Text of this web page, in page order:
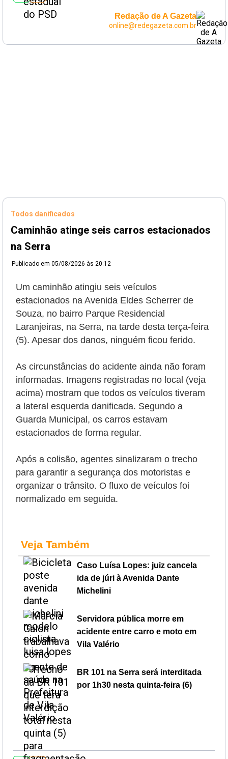
Redação de A Gazeta
online@redegazeta.com.br
Todos danificados
Caminhão atinge seis carros estacionados
na Serra
Publicado em 05/08/2026 às 20:12
Um caminhão atingiu seis veículos
estacionados na Avenida Eldes Scherrer de
Souza, no bairro Parque Residencial
Laranjeiras, na Serra, na tarde desta terça-feira
(5). Apesar dos danos, ninguém ficou ferido.
As circunstâncias do acidente ainda não foram
informadas. Imagens registradas no local (veja
acima) mostram que todos os veículos tiveram
a lateral esquerda danificada. Segundo a
Guarda Municipal, os carros estavam
estacionados de forma regular.
Após a colisão, agentes sinalizaram o trecho
para garantir a segurança dos motoristas e
organizar o trânsito. O fluxo de veículos foi
normalizado em seguida.
Veja Também
Caso Luísa Lopes: juiz cancela
ida de júri à Avenida Dante
Michelini
Servidora pública morre em
acidente entre carro e moto em
Vila Valério
BR 101 na Serra será interditada
por 1h30 nesta quinta-feira (6)